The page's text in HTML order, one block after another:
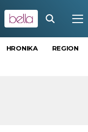
HRONIKA REGION